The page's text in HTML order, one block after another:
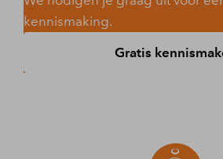
kennismaking.
Gratis